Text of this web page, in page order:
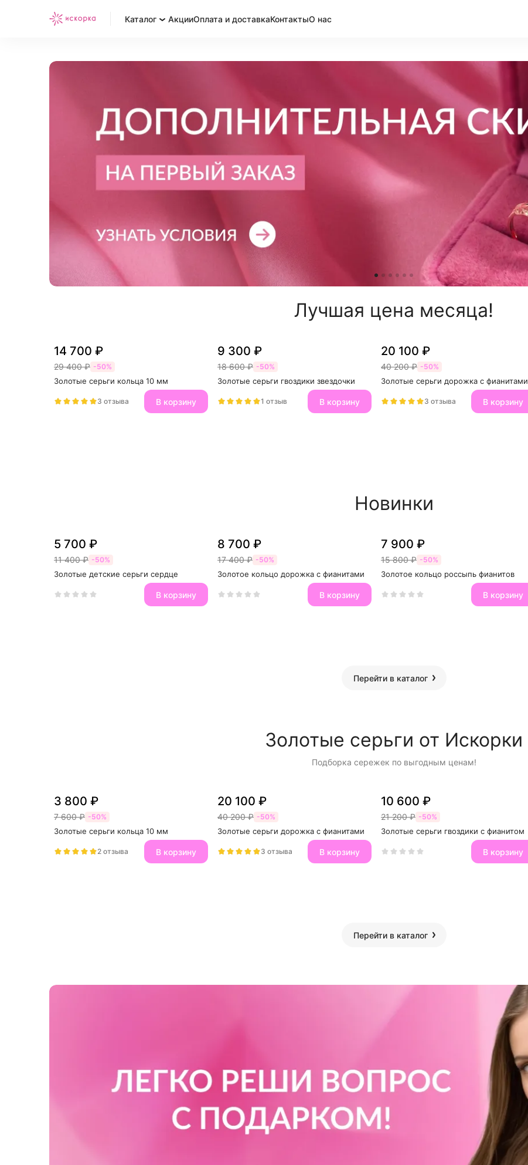
Каталог АкцииОплата и доставкаКонтактыО нас
Лучшая цена месяца!
14 700 ₽
29 400 ₽ -50%
Золотые серьги кольца 10 мм
3 отзыва В корзину
9 300 ₽
18 600 ₽ -50%
Золотые серьги гвоздики звездочки
1 отзыв В корзину
20 100 ₽
40 200 ₽ -50%
Золотые серьги дорожка с фианитами
3 отзыва В корзину
Новинки
5 700 ₽
11 400 ₽ -50%
Золотые детские серьги сердце
В корзину
8 700 ₽
17 400 ₽ -50%
Золотое кольцо дорожка с фианитами
В корзину
7 900 ₽
15 800 ₽ -50%
Золотое кольцо россыпь фианитов
В корзину
Перейти в каталог
Золотые серьги от Искорки
Подборка сережек по выгодным ценам!
3 800 ₽
7 600 ₽ -50%
Золотые серьги кольца 10 мм
2 отзыва В корзину
20 100 ₽
40 200 ₽ -50%
Золотые серьги дорожка с фианитами
3 отзыва В корзину
10 600 ₽
21 200 ₽ -50%
Золотые серьги гвоздики с фианитом
В корзину
Перейти в каталог